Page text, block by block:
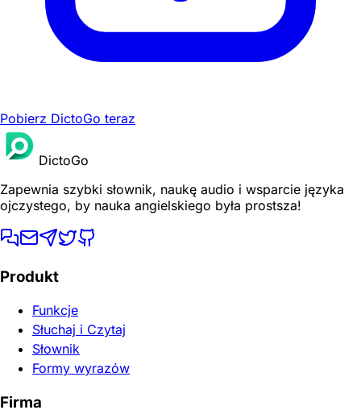
Pobierz DictoGo teraz
DictoGo
Zapewnia szybki słownik, naukę audio i wsparcie języka
ojczystego, by nauka angielskiego była prostsza!
Produkt
Funkcje
Słuchaj i Czytaj
Słownik
Formy wyrazów
Firma